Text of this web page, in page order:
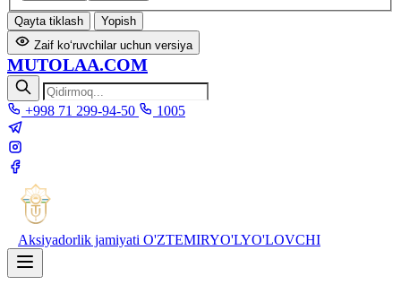
Qayta tiklash
Yopish
Zaif ko‘ruvchilar uchun versiya
MUTOLAA.COM
+998 71 299-94-50 1005
Aksiyadorlik jamiyati O'ZTEMIRYO'LYO'LOVCHI